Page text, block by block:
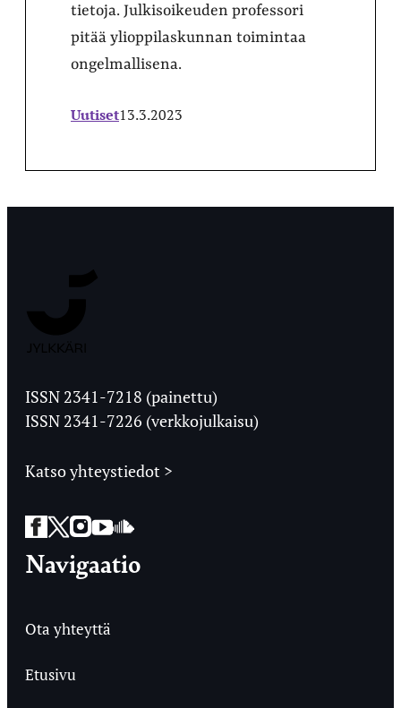
tietoja. Julkisoikeuden professori
pitää ylioppilaskunnan toimintaa
ongelmallisena.
Uutiset13.3.2023
Ylioppilaslehti
ISSN 2341-7218 (painettu)
ISSN 2341-7226 (verkkojulkaisu)
Katso yhteystiedot >
Facebook
Twitter
Instagram
YouTube
SoundCloud
Navigaatio
Ota yhteyttä
Etusivu